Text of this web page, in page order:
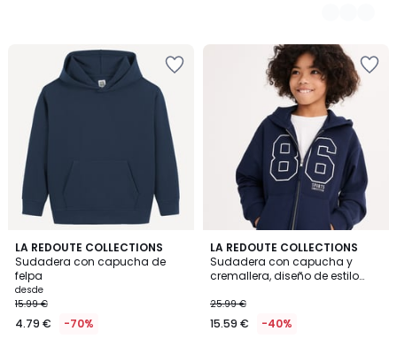
LA REDOUTE COLLECTIONS
Sudadera con capucha de
felpa
desde
15.99 €
4.79 € -70%
5
/
5
5
Colores
LA REDOUTE COLLECTIONS
Sudadera con capucha y
cremallera, diseño de estilo
25.99 €
15.59 € -40%
5
/
5